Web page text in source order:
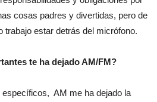
cosas padres y divertidas, pero de
trabajo estar detrás del micrófono.
te ha dejado AM/FM?
AM me ha dejado la